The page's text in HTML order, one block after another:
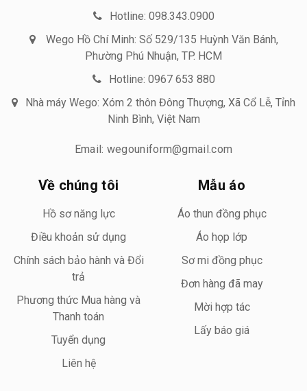
Hotline: 098.343.0900
Wego Hồ Chí Minh: Số 529/135 Huỳnh Văn Bánh,
Phường Phú Nhuận, TP. HCM
Hotline: 0967 653 880
Nhà máy Wego: Xóm 2 thôn Đông Thượng, Xã Cổ Lễ, Tỉnh
Ninh Bình, Việt Nam
Email: wegouniform@gmail.com
Về chúng tôi
Hồ sơ năng lực
Điều khoản sử dụng
Chính sách bảo hành và Đổi
trả
Phương thức Mua hàng và
Thanh toán
Tuyển dụng
Liên hệ
Mẫu áo
Áo thun đồng phục
Áo họp lớp
Sơ mi đồng phục
Đơn hàng đã may
Mời hợp tác
Lấy báo giá